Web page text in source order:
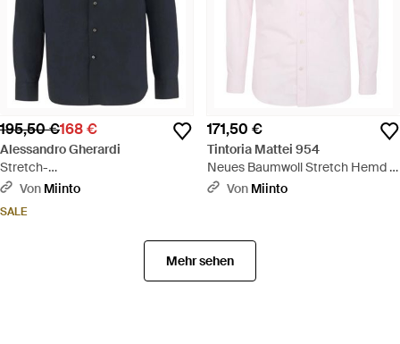
195,50 €168 €
Alessandro Gherardi
Stretch-
Baumwollmischungshemd - Blau
Von Miinto
SALE
171,50 €
Tintoria Mattei 954
Neues Baumwoll Stretch Hemd -
PinkVon Miinto
Mehr sehen